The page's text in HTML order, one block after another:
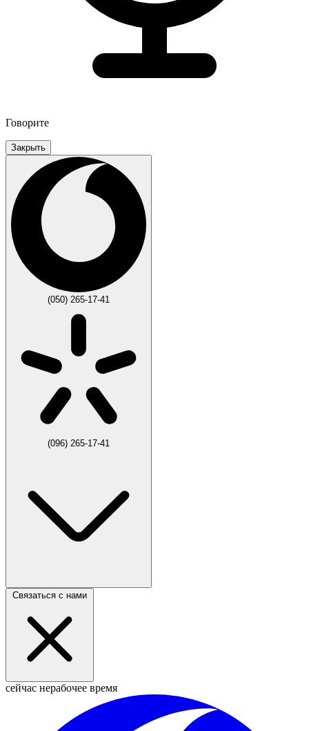
Говорите
Закрыть
(050) 265-17-41
(096) 265-17-41
Связаться с нами
сейчас нерабочее время